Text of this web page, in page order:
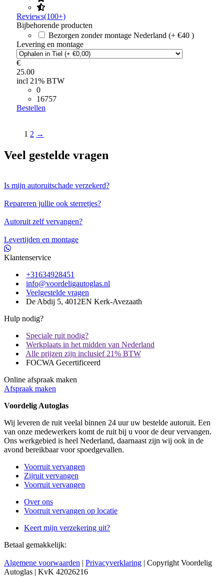
Reviews(100+)
Bijbehorende producten
Bezorgen zonder montage Nederland (+ €40 )
Levering en montage
€
25.00
incl 21% BTW
0
16757
Bestellen
1 2 →
Veel gestelde vragen
Is mijn autoruitschade verzekerd?
Repareren jullie ook sterretjes?
Autoruit zelf vervangen?
Levertijden en montage
Klantenservice
+31634928451
info@voordeligautoglas.nl
Veelgestelde vragen
De Abdij 5, 4012EN Kerk-Avezaath
Hulp nodig?
Speciale ruit nodig?
Werkplaats in het midden van Nederland
Alle prijzen zijn inclusief 21% BTW
FOCWA Gecertificeerd
Online afspraak maken
Afspraak maken
Voordelig Autoglas
Wij leveren de ruit veelal binnen 24 uur uw bestelde autoruit. Een
van onze medewerkers komt de ruit bij u voor de deur vervangen.
Ons werkgebied is heel Nederland, daarnaast zijn wij ook in de
avond bereikbaar voor spoedgevallen.
Voorruit vervangen
Zijruit vervangen
Voorruit vervangen
Over ons
Voorruit vervangen op locatie
Keert mijn verzekering uit?
Betaal gemakkelijk:
Algemene voorwaarden | Privacyverklaring | Copyright Voordelig
Autoglas | KvK 42026216